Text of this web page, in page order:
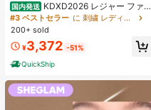
国内発送 KDXD2026 レジャー ファッ
ション ロングサイズ 夏服 女性 ワイ
ルドスタイル ボア付きトップス ワイ
ルドスタイル ロングスカート 3点セ
ット UVカット 軽量 通気性 袖付き
ヒップカバー効果 通気性抜群 サイズ
豊富
#3 ベストセラー
に 刺繍 レディースコーデ
200+ sold
¥3,372 -51%
QuickShip